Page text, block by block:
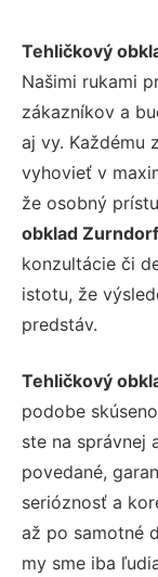
Tehličkový
Našimi rukami
zákazníkov a
aj vy. Každému
vyhovieť v
že osobný
obklad Zurndorf
konzultácie či
istotu, že
predstáv.
Tehličkový
podobe
ste na správnej
povedané,
serióznosť a
až po samotné
my sme iba